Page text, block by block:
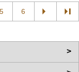
5 6